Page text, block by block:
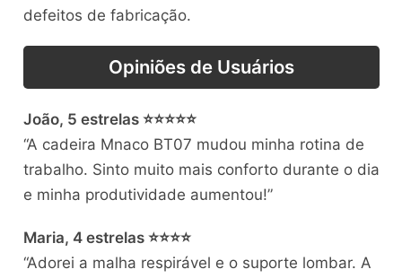
defeitos de fabricação.
Opiniões de Usuários
João, 5 estrelas ⭐⭐⭐⭐⭐
“A cadeira Mnaco BT07 mudou minha rotina de
trabalho. Sinto muito mais conforto durante o dia
e minha produtividade aumentou!”
Maria, 4 estrelas ⭐⭐⭐⭐
“Adorei a malha respirável e o suporte lombar. A